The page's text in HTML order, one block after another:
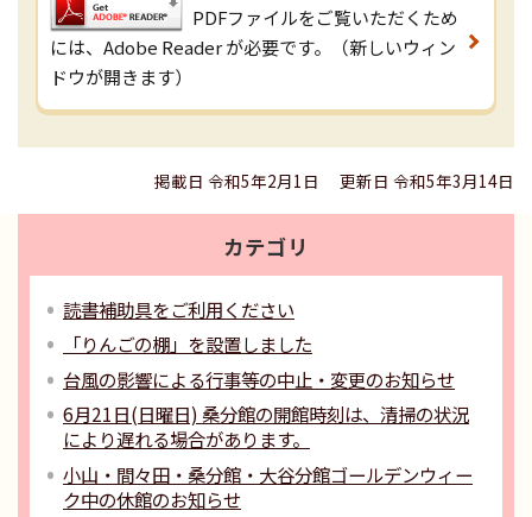
PDFファイルをご覧いただくため
には、Adobe Reader が必要です。（新しいウィン
ドウが開きます）
掲載日 令和5年2月1日 更新日 令和5年3月14日
カテゴリ
読書補助具をご利用ください
「りんごの棚」を設置しました
台風の影響による行事等の中止・変更のお知らせ
6月21日(日曜日) 桑分館の開館時刻は、清掃の状況
により遅れる場合があります。
小山・間々田・桑分館・大谷分館ゴールデンウィー
ク中の休館のお知らせ